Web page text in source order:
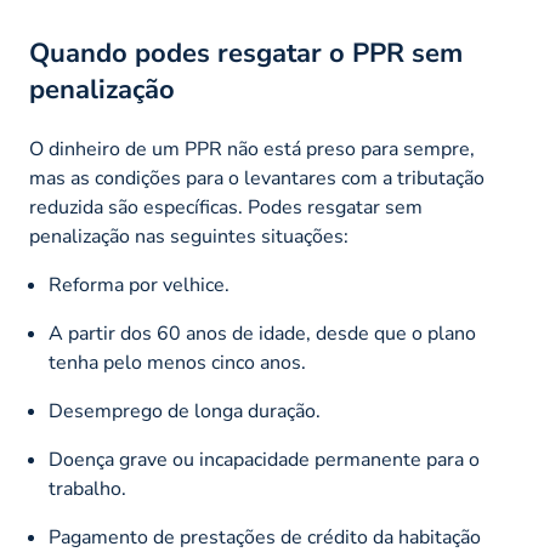
Quando podes resgatar o PPR sem
penalização
O dinheiro de um PPR não está preso para sempre,
mas as condições para o levantares com a tributação
reduzida são específicas. Podes resgatar sem
penalização nas seguintes situações:
Reforma por velhice.
A partir dos 60 anos de idade, desde que o plano
tenha pelo menos cinco anos.
Desemprego de longa duração.
Doença grave ou incapacidade permanente para o
trabalho.
Pagamento de prestações de crédito da habitação